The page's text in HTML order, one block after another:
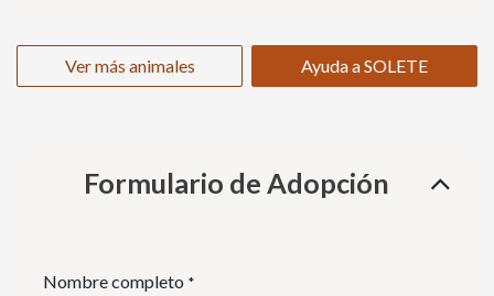
Ver más animales Ayuda a SOLETE
Formulario de Adopción
Nombre completo *